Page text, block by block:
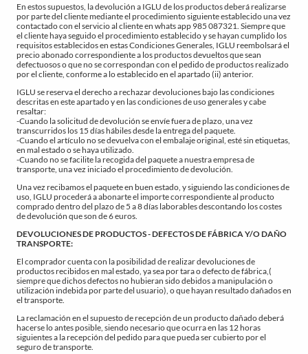
En estos supuestos, la devolución a IGLU de los productos deberá realizarse
por parte del cliente mediante el procedimiento siguiente establecido una vez
contactado con el servicio al cliente en whats app 985 087321. Siempre que
el cliente haya seguido el procedimiento establecido y se hayan cumplido los
requisitos establecidos en estas Condiciones Generales, IGLU reembolsará el
precio abonado correspondiente a los productos devueltos que sean
defectuosos o que no se correspondan con el pedido de productos realizado
por el cliente, conforme a lo establecido en el apartado (ii) anterior.
IGLU se reserva el derecho a rechazar devoluciones bajo las condiciones
descritas en este apartado y en las condiciones de uso generales y cabe
resaltar:
-Cuando la solicitud de devolución se envíe fuera de plazo, una vez
transcurridos los 15 días hábiles desde la entrega del paquete.
-Cuando el artículo no se devuelva con el embalaje original, esté sin etiquetas,
en mal estado o se haya utilizado.
-Cuando no se facilite la recogida del paquete a nuestra empresa de
transporte, una vez iniciado el procedimiento de devolución.
Una vez recibamos el paquete en buen estado, y siguiendo las condiciones de
uso, IGLU procederá a abonarte el importe correspondiente al producto
comprado dentro del plazo de 5 a 8 días laborables descontando los costes
de devolución que son de 6 euros.
DEVOLUCIONES DE PRODUCTOS - DEFECTOS DE FÁBRICA Y/O DAÑO
TRANSPORTE:
El comprador cuenta con la posibilidad de realizar devoluciones de
productos recibidos en mal estado, ya sea por tara o defecto de fábrica,(
siempre que dichos defectos no hubieran sido debidos a manipulación o
utilización indebida por parte del usuario), o que hayan resultado dañados en
el transporte.
La reclamación en el supuesto de recepción de un producto dañado deberá
hacerse lo antes posible, siendo necesario que ocurra en las 12 horas
siguientes a la recepción del pedido para que pueda ser cubierto por el
seguro de transporte.